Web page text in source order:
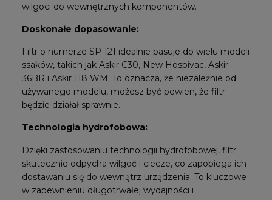
wilgoci do wewnętrznych komponentów.
Doskonałe dopasowanie:
Filtr o numerze SP 121 idealnie pasuje do wielu modeli
ssaków, takich jak Askir C30, New Hospivac, Askir
36BR i Askir 118 WM. To oznacza, że niezależnie od
używanego modelu, możesz być pewien, że filtr
będzie działał sprawnie.
Technologia hydrofobowa:
Dzięki zastosowaniu technologii hydrofobowej, filtr
skutecznie odpycha wilgoć i ciecze, co zapobiega ich
dostawaniu się do wewnątrz urządzenia. To kluczowe
w zapewnieniu długotrwałej wydajności i